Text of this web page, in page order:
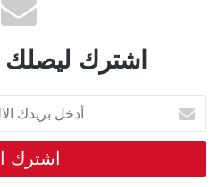
اشترك ليصلك
أدخل
بريدك
الالكتروني